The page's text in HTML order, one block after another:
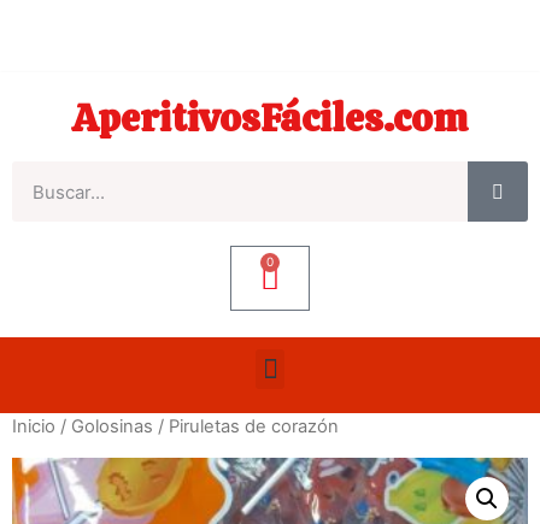
AperitivosFáciles.com
0
Inicio / Golosinas / Piruletas de corazón